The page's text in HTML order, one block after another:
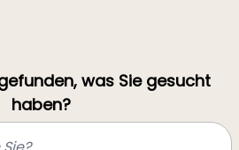
was Sie gesucht
haben?